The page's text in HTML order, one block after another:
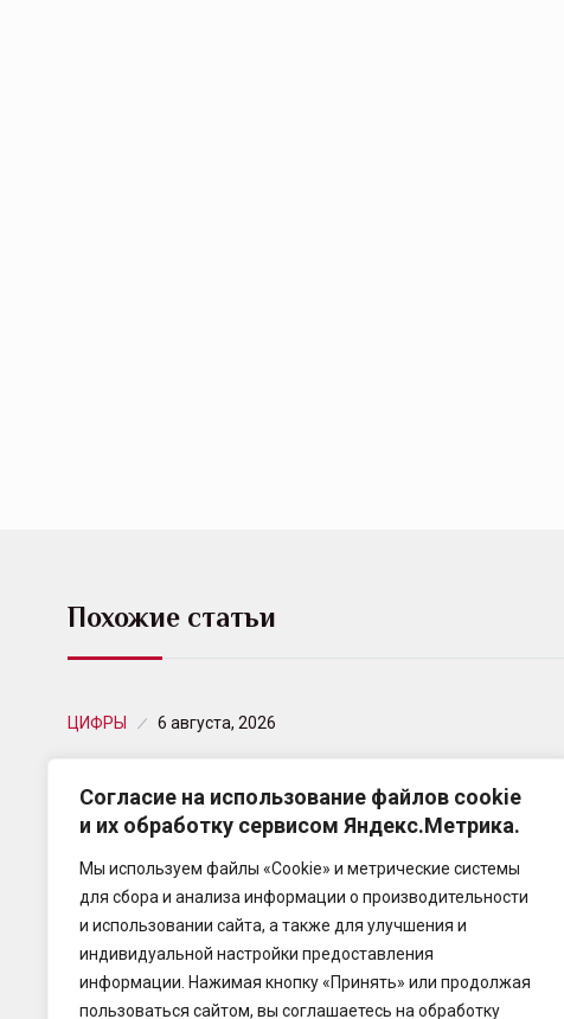
Согласие на использование файлов cookie
и их обработку сервисом Яндекс.Метрика.
Мы используем файлы «Cookie» и метрические системы
для сбора и анализа информации о производительности
и использовании сайта, а также для улучшения и
индивидуальной настройки предоставления
информации. Нажимая кнопку «Принять» или продолжая
пользоваться сайтом, вы соглашаетесь на обработку
Похожие статьи
ЦИФРЫ 6 августа, 2026
на старте: как…
Сбер успешно разместил уже пятый выпуск
облигаций секьюритизации, обеспеченных пулом
потребительских кредитов, и видит устойчивый
рост интереса частных инвесторов к этому…